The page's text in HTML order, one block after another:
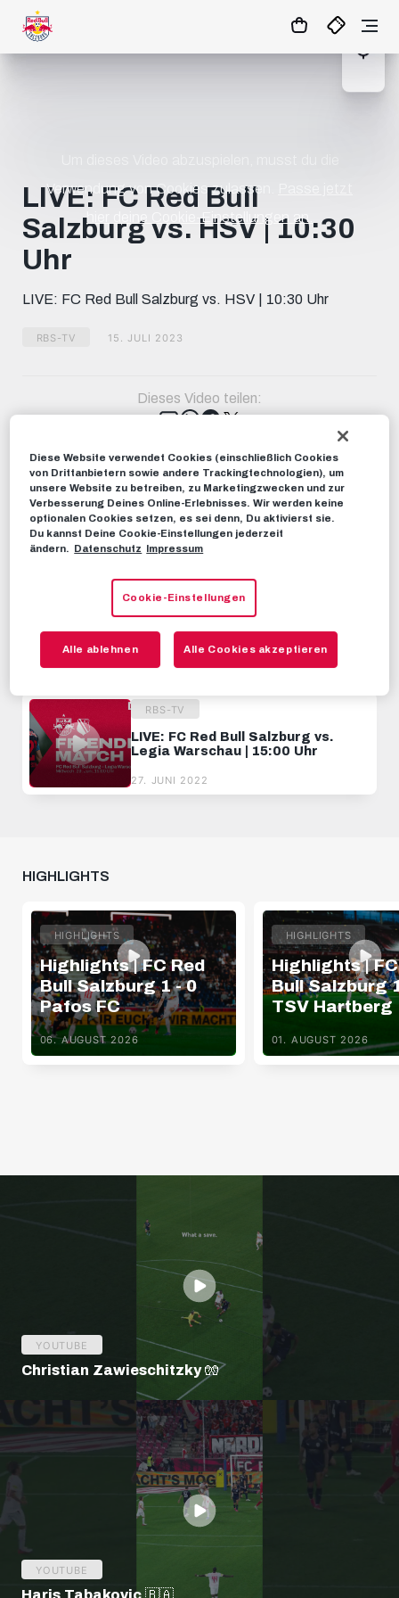
1:09:27 MATCHCENTER
Verwendung von Cookies zulassen.
hier deine Cookie-Einstellungen an.
LIVE: FC Red Bull
Salzburg vs. HSV | 10:30
Uhr
LIVE: FC Red Bull Salzburg vs. HSV | 10:30 Uhr
RBS-TV 15. JULI 2023
Dieses Video teilen:
Tweet
RBS-TV
LIVE: FC Red Bull Salzburg vs.
Slovácko | 15:00 Uhr
15. JULI 2023
RBS-TV
Red Bull Salzburg | 18:00 Uhr
13. JANUAR 2023
RBS-TV
LIVE: FC Red Bull Salzburg vs.
Legia Warschau | 15:00 Uhr
27. JUNI 2022
HIGHLIGHTS
HIGHLIGHTS
Highlights | FC Red
Bull Salzburg 1 - 0
Pafos FC
06. AUGUST 2026
HIGHLIGHTS
Highlights |
Bull Salzburg
TSV Hartberg
01. AUGUST 2026
YOUTUBE
Christian Zawieschitzky 🧤
YOUTUBE
Haris Tabakovic 🇧🇦
Diese Website verwendet Cookies (einschließlich Cookies
von Drittanbietern sowie andere Trackingtechnologien), um
unsere Website zu betreiben, zu Marketingzwecken und zur
Verbesserung Deines Online-Erlebnisses. Wir werden keine
optionalen Cookies setzen, es sei denn, Du aktivierst sie.
Du kannst Deine Cookie-Einstellungen jederzeit
ändern. Datenschutz Impressum
Cookie-Einstellungen
Alle ablehnen Alle Cookies akzeptieren